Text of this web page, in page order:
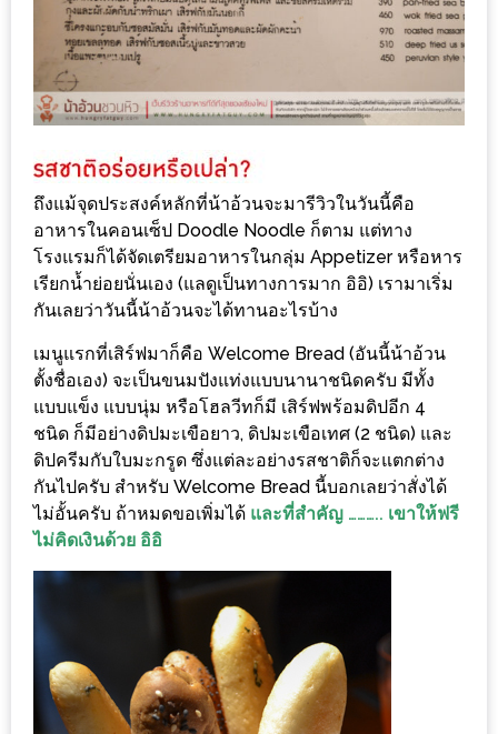
หนาว
นี้
PING
FESTIVAL
2
–
ช็อป
ฟิน
เพลิน
HFG
E-
NEWS
GAME
(SABAI
SEAFOOD)
2017
เชียงใหม่
ถึงแม้จุดประสงค์หลักที่น้าอ้วนจะมารีวิวในวันนี้คือ
อาหารในคอนเซ็ป Doodle Noodle ก็ตาม แต่ทาง
โรงแรมก็ได้จัดเตรียมอาหารในกลุ่ม Appetizer หรือหาร
เรียกน้ำย่อยนั่นเอง (แลดูเป็นทางการมาก อิอิ) เรามาเริ่ม
กันเลยว่าวันนี้น้าอ้วนจะได้ทานอะไรบ้าง
เมนูแรกที่เสิร์ฟมาก็คือ Welcome Bread (อันนี้น้าอ้วน
ตั้งชื่อเอง) จะเป็นขนมปังแท่งแบบนานาชนิดครับ มีทั้ง
แบบแข็ง แบบนุ่ม หรือโฮลวีทก็มี เสิร์ฟพร้อมดิปอีก 4
ชนิด ก็มีอย่างดิปมะเขือยาว, ดิปมะเขือเทศ (2 ชนิด) และ
ดิปครีมกับใบมะกรูด ซึ่งแต่ละอย่างรสชาติก็จะแตกต่าง
กันไปครับ สำหรับ Welcome Bread นี้บอกเลยว่าสั่งได้
ไม่อั้นครับ ถ้าหมดขอเพิ่มได้ และที่สำคัญ ……….. เขาให้ฟรี
ไม่คิดเงินด้วย อิอิ